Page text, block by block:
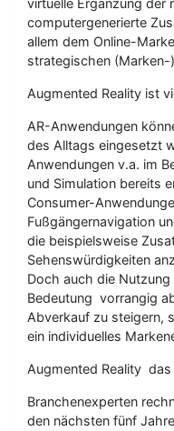
virtuelle Ergänzung der
computergenerierte
allem dem Online-
strategischen (Marken-
Augmented Reality ist
AR-Anwendungen
des Alltags eingesetzt
Anwendungen v.a. im
und Simulation bereits
Consumer-
Fußgängernavigation
die beispielsweise
Sehenswürdigkeiten
Doch auch die
Bedeutung  vorrangig
Abverkauf zu steigern,
ein individuelles
Augmented Reality 
Branchenexperten
den nächsten fünf